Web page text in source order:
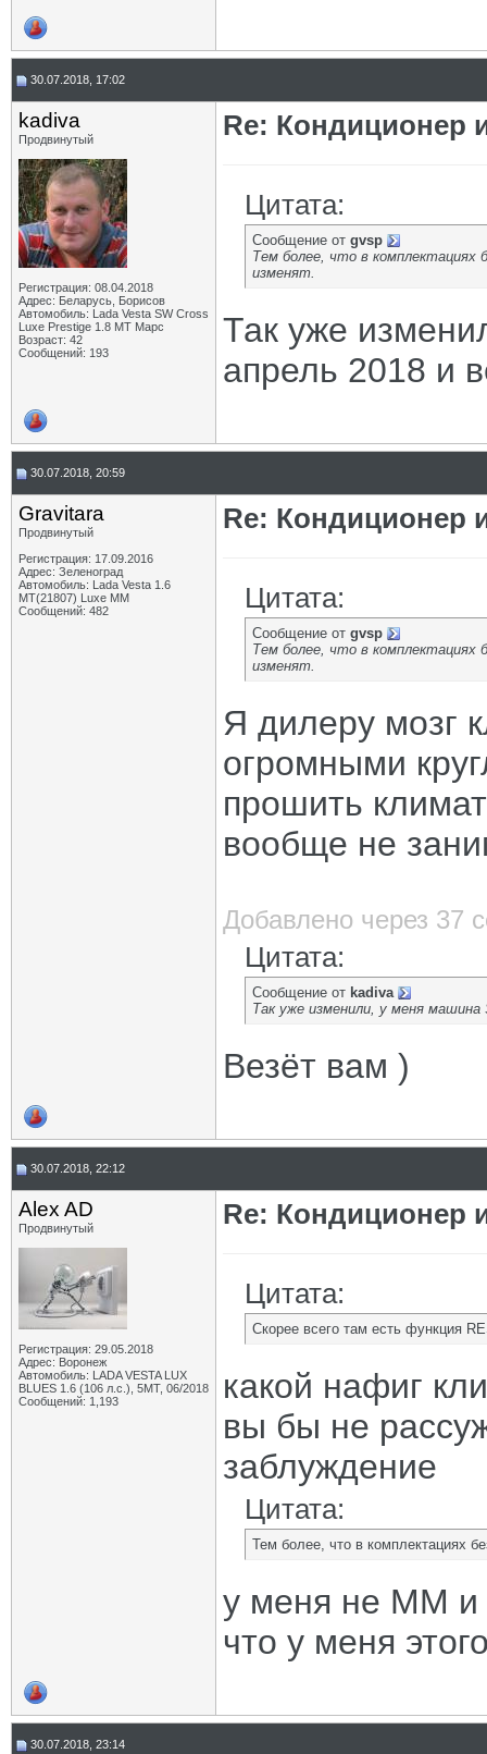
30.07.2018, 17:02
kadiva
Продвинутый
Регистрация: 08.04.2018
Адрес: Беларусь, Борисов
Автомобиль: Lada Vesta SW Cross
Luxe Prestige 1.8 MT Марс
Возраст: 42
Сообщений: 193
Re: Кондиционер
Цитата:
Сообщение от gvsp
Тем более, что в
изменят.
Так уже
апрель 2018 и
30.07.2018, 20:59
Gravitara
Продвинутый
Регистрация: 17.09.2016
Адрес: Зеленоград
Автомобиль: Lada Vesta 1.6
MT(21807) Luxe MM
Сообщений: 482
Re: Кондиционер
Цитата:
Сообщение от gvsp
Тем более, что в
изменят.
Я дилеру мозг
огромными
прошить
вообще не
Добавлено через 37
Цитата:
Сообщение от kadiva
Так уже изменили, у меня
Везёт вам )
30.07.2018, 22:12
Alex AD
Продвинутый
Регистрация: 29.05.2018
Адрес: Воронеж
Автомобиль: LADA VESTA LUX
BLUES 1.6 (106 л.с.), 5МТ, 06/2018
Сообщений: 1,193
Re: Кондиционер
Цитата:
Скорее всего там есть функция
какой нафиг
вы бы не
заблуждение
Цитата:
Тем более, что в комплектациях
у меня не ММ и
что у меня
30.07.2018, 23:14